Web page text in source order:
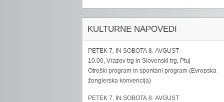
KULTURNE NAPOVEDI
PETEK 7. IN SOBOTA 8. AVGUST
10.00, Vrazov trg in Slovenski trg, Ptuj
Otroški program in spontani program (Evropska
žonglerska konvencija)
PETEK 7. IN SOBOTA 8. AVGUST